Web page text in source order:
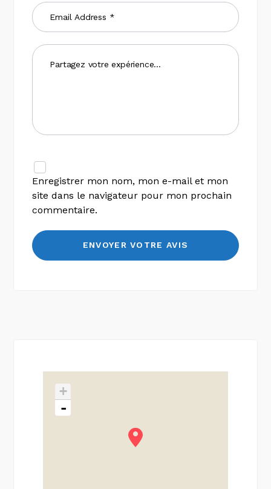
Enregistrer mon nom, mon e-mail et mon
site dans le navigateur pour mon prochain
commentaire.
+
-